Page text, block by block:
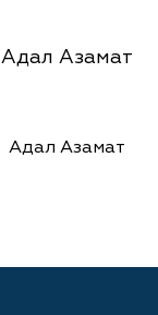
Адал Азамат
Адал Азамат